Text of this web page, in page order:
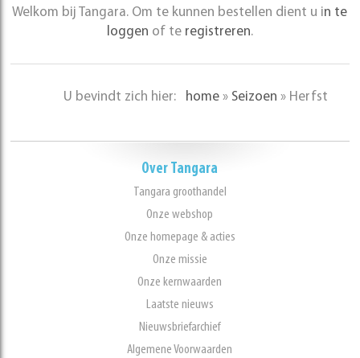
Welkom bij Tangara. Om te kunnen bestellen dient u in te
loggen of te registreren.
U bevindt zich hier: home » Seizoen » Herfst
Over Tangara
Tangara groothandel
Onze webshop
Onze homepage & acties
Onze missie
Onze kernwaarden
Laatste nieuws
Nieuwsbriefarchief
Algemene Voorwaarden